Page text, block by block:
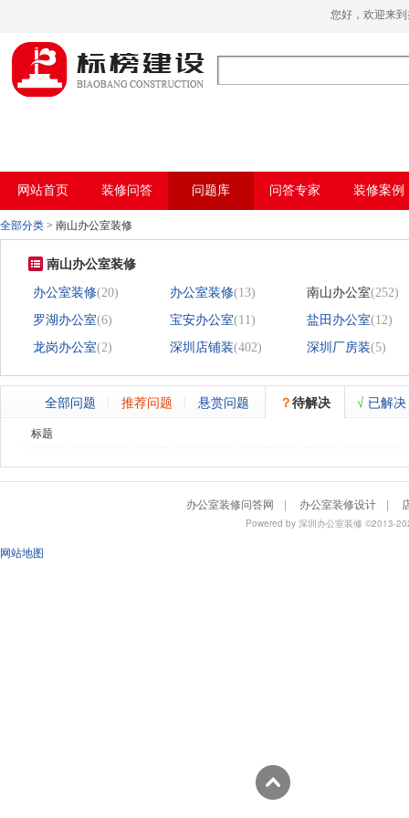
小黄片大全下载,小黄片应用下载,小黄片短
视频,下载小黄片免费
您好，欢迎来
网站首页 装修问答 问题库 问答专家 装修案例
全部分类 > 南山办公室装修
南山办公室装修
办公室装修(20) 办公室装修(13) 南山办公室(252)
罗湖办公室(6) 宝安办公室(11) 盐田办公室(12)
龙岗办公室(2) 深圳店铺装(402) 深圳厂房装(5)
全部问题 推荐问题 悬赏问题 ？待解决 √ 已解决
标题
办公室装修问答网 | 办公室装修设计 |
Powered by 深圳办公室装修 ©2013-
网站地图